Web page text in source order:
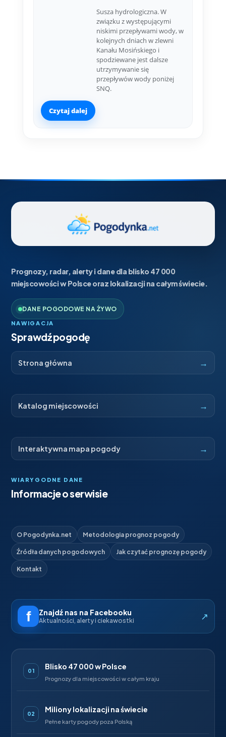
Susza hydrologiczna. W
związku z występującymi
niskimi przepływami wody, w
kolejnych dniach w zlewni
Kanału Mosińskiego i
spodziewane jest dalsze
utrzymywanie się
przepływów wody poniżej
SNQ.
Czytaj dalej
Prognozy, radar, alerty i dane dla blisko 47 000
miejscowości w Polsce oraz lokalizacji na całym świecie.
DANE POGODOWE NA ŻYWO
NAWIGACJA
Sprawdź pogodę
Strona główna →
Katalog miejscowości →
Interaktywna mapa pogody →
WIARYGODNE DANE
Informacje o serwisie
O Pogodynka.net Metodologia prognoz pogody
Źródła danych pogodowych Jak czytać prognozę pogody
Kontakt
Znajdź nas na Facebooku
Aktualności, alerty i ciekawostki ↗
01 Blisko 47 000 w Polsce
Prognozy dla miejscowości w całym kraju
02 Miliony lokalizacji na świecie
Pełne karty pogody poza Polską